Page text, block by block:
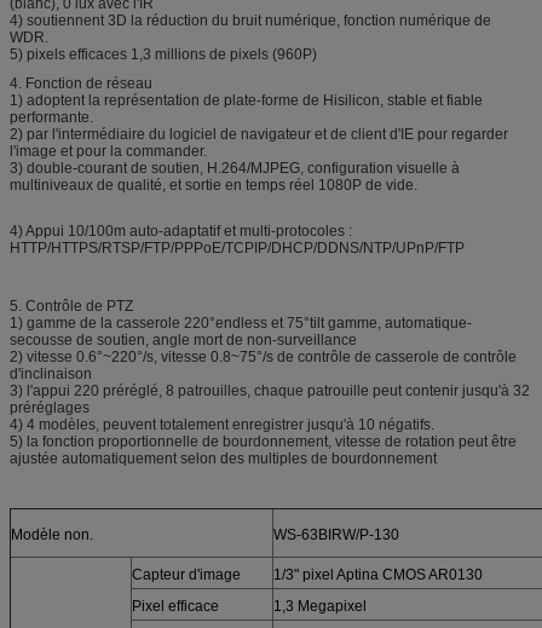
(blanc), 0 lux avec l'IR
4) soutiennent 3D la réduction du bruit numérique, fonction numérique de
WDR.
5) pixels efficaces 1,3 millions de pixels (960P)
4. Fonction de réseau
1) adoptent la représentation de plate-forme de Hisilicon, stable et fiable
performante.
2) par l'intermédiaire du logiciel de navigateur et de client d'IE pour regarder
l'image et pour la commander.
3) double-courant de soutien, H.264/MJPEG, configuration visuelle à
multiniveaux de qualité, et sortie en temps réel 1080P de vide.
4) Appui 10/100m auto-adaptatif et multi-protocoles :
HTTP/HTTPS/RTSP/FTP/PPPoE/TCPIP/DHCP/DDNS/NTP/UPnP/FTP
5. Contrôle de PTZ
1) gamme de la casserole 220°endless et 75°tilt gamme, automatique-
secousse de soutien, angle mort de non-surveillance
2) vitesse 0.6°~220°/s, vitesse 0.8~75°/s de contrôle de casserole de contrôle
d'inclinaison
3) l'appui 220 préréglé, 8 patrouilles, chaque patrouille peut contenir jusqu'à 32
préréglages
4) 4 modèles, peuvent totalement enregistrer jusqu'à 10 négatifs.
5) la fonction proportionnelle de bourdonnement, vitesse de rotation peut être
ajustée automatiquement selon des multiples de bourdonnement
Modèle non. WS-63BIRW/P-130
Capteur d'image
1/3" pixel Aptina CMOS AR0130
Pixel efficace
1,3 Megapixel